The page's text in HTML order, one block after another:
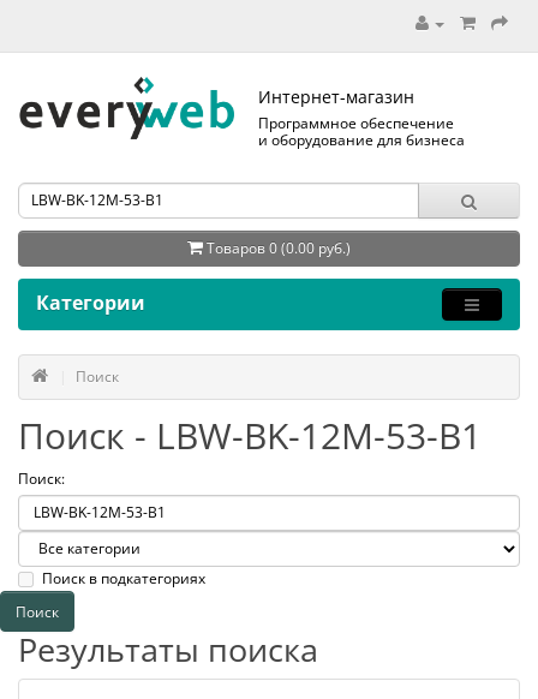
Интернет-магазин
Программное обеспечение
и оборудование для бизнеса
Товаров 0 (0.00 руб.)
Категории
Поиск
Поиск - LBW-BK-12M-53-B1
Поиск:
Поиск в подкатегориях
Результаты поиска